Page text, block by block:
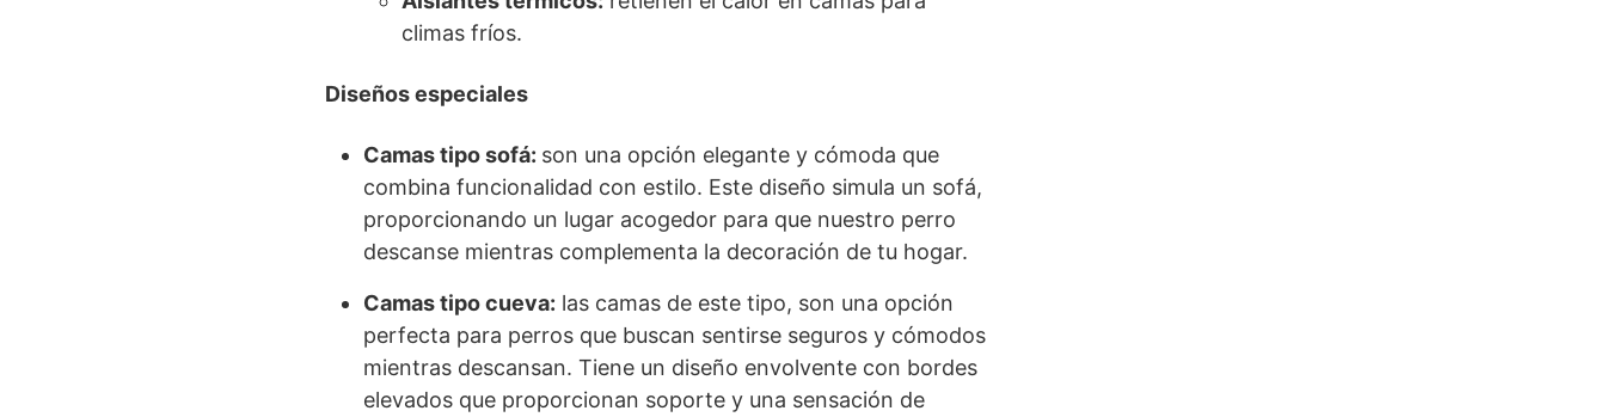
climas fríos.
Diseños especiales
Camas tipo sofá: son una opción elegante y cómoda que
combina funcionalidad con estilo. Este diseño simula un sofá,
proporcionando un lugar acogedor para que nuestro perro
descanse mientras complementa la decoración de tu hogar.
Camas tipo cueva: las camas de este tipo, son una opción
perfecta para perros que buscan sentirse seguros y cómodos
mientras descansan. Tiene un diseño envolvente con bordes
elevados que proporcionan soporte y una sensación de